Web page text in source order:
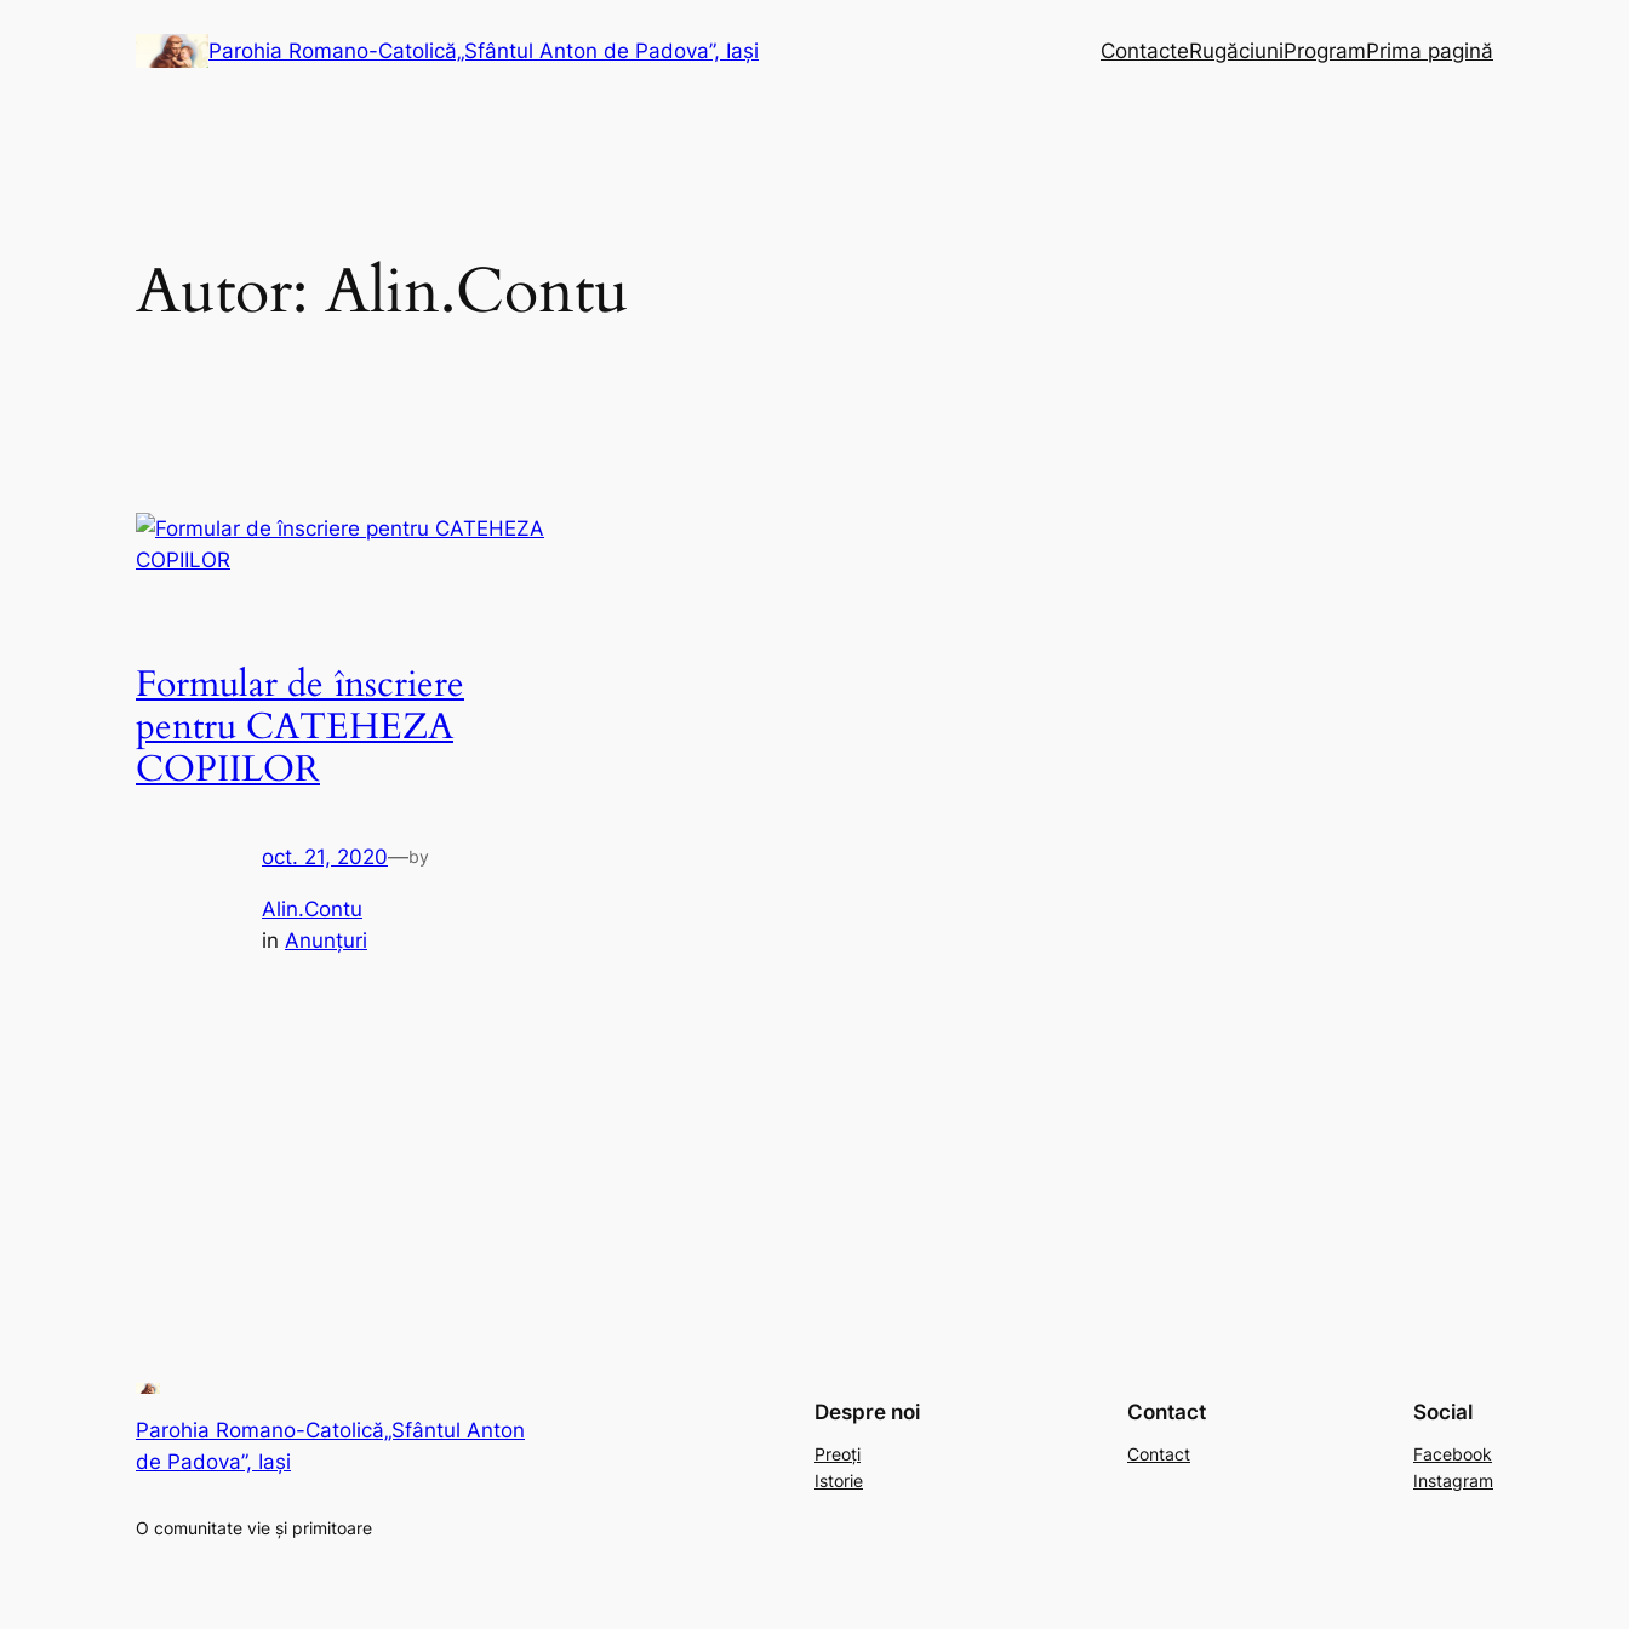
Parohia Romano-Catolică„Sfântul Anton de Padova”, Iași ContacteRugăciuniProgramPrima pagină
Autor: Alin.Contu
Formular de înscriere
pentru CATEHEZA
COPIILOR
oct. 21, 2020—by
Alin.Contu
in Anunțuri
Parohia Romano-Catolică„Sfântul Anton
de Padova”, Iași
O comunitate vie și primitoare
Despre noi
Preoți
Istorie
Contact
Contact
Social
Facebook
Instagram